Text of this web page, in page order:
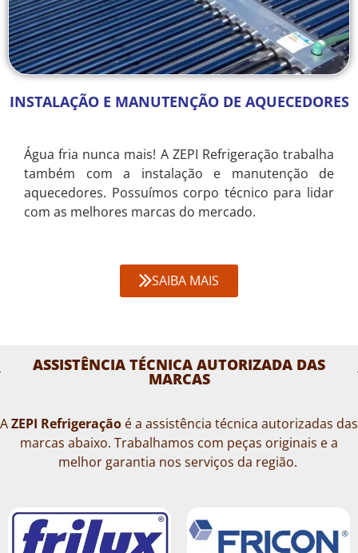
INSTALAÇÃO E MANUTENÇÃO DE AQUECEDORES
Água fria nunca mais! A ZEPI Refrigeração trabalha
também com a instalação e manutenção de
aquecedores. Possuímos corpo técnico para lidar
com as melhores marcas do mercado.
SAIBA MAIS
ASSISTÊNCIA TÉCNICA AUTORIZADA DAS
MARCAS
AZEPI Refrigeração é a assistência técnica autorizadas das
marcas abaixo. Trabalhamos com peças originais e a
melhor garantia nos serviços da região.